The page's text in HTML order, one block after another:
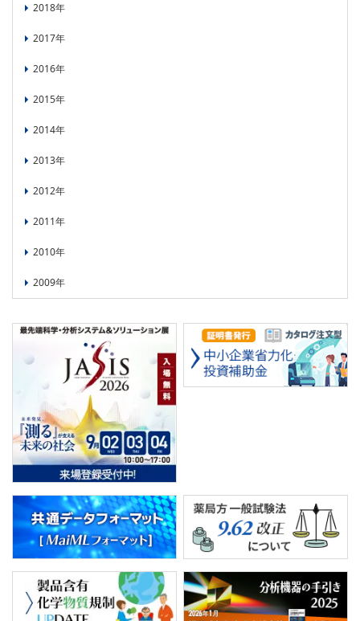
2018年
2017年
2016年
2015年
2014年
2013年
2012年
2011年
2010年
2009年